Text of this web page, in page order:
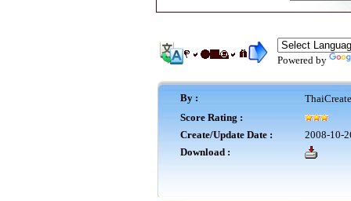
Powered by
By :
Score Rating :
Create/Update Date :
2008-10-
Download :